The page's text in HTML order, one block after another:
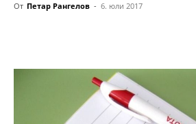
От Петар Рангелов - 6. юли 2017